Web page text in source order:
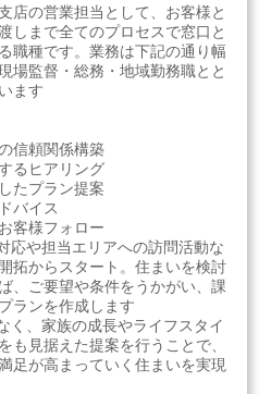
店の営業担当として、お客様と
しまで全てのプロセスで窓口と
職種です。業務は下記の通り幅
場監督・総務・地域勤務職とと
ます
信頼関係構築
るヒアリング
たプラン提案
バイス
客様フォロー
応や担当エリアへの訪問活動な
拓からスタート。住まいを検討
、ご要望や条件をうかがい、課
ランを作成します
く、家族の成長やライフスタイ
も見据えた提案を行うことで、
足が高まっていく住まいを実現